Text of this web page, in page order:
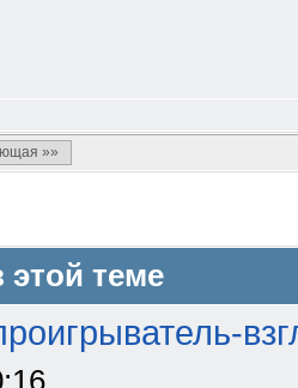
»»
теме